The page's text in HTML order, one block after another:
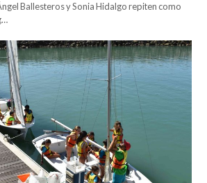
Ballesteros y Sonia Hidalgo repiten como